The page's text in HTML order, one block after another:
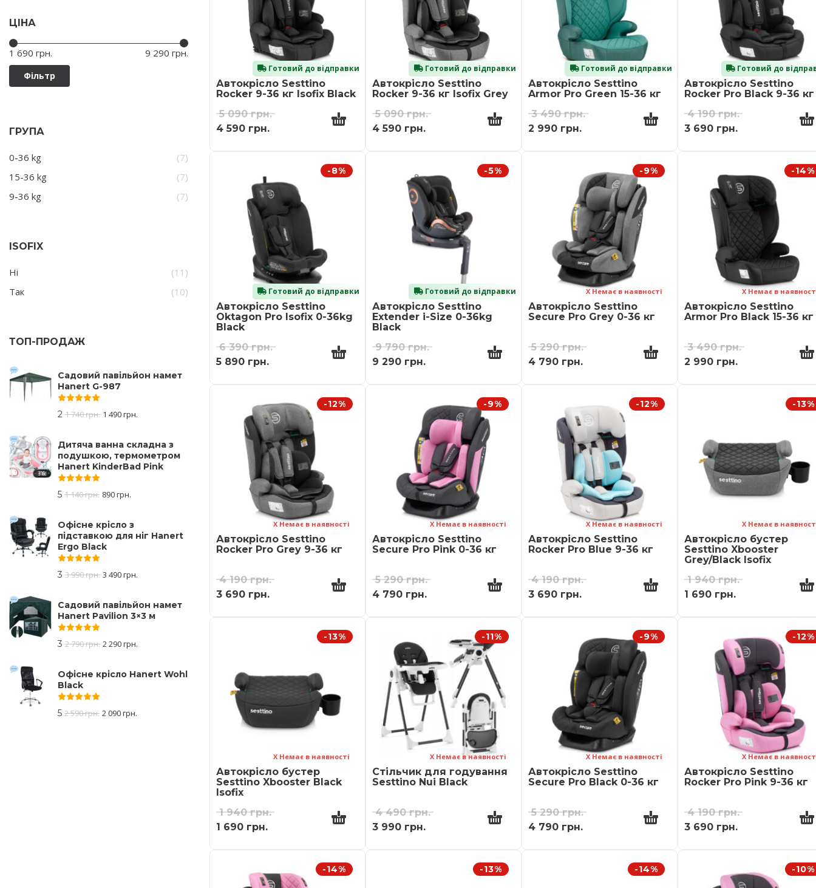
ЦІНА
Фільтр
1 690 грн. 9 290 грн.
ГРУПА
0-36 kg
(7)
15-36 kg
(7)
9-36 kg
(7)
ISOFIX
Ні
(11)
Так
(10)
ТОП-ПРОДАЖ
Садовий павільйон намет
Hanert G-987
2 1 740грн. 1 490грн.
Дитяча ванна складна з
подушкою, термометром
Hanert KinderBad Pink
5 1 140грн. 890грн.
Офісне крісло з
підставкою для ніг Hanert
Ergo Black
3 3 990грн. 3 490грн.
Садовий павільйон намет
Hanert Pavilion 3×3 м
3 2 790грн. 2 290грн.
Офісне крісло Hanert Wohl
Black
5 2 590грн. 2 090грн.
Автокрісло Sesttino
Rocker 9-36 кг Isofix Black
Готовий до відправки
5 090грн.
4 590 грн.
Автокрісло Sesttino
Rocker 9-36 кг Isofix Grey
Готовий до відправки
5 090грн.
4 590 грн.
Автокрісло Sesttino
Armor Pro Green 15-36 кг
Готовий до відправки
3 490грн.
2 990 грн.
Автокрісло Sesttino
Rocker Pro Black 9-36 кг
Готовий до
4 190грн.
3 690 грн.
-8%
Автокрісло Sesttino
Oktagon Pro Isofix 0-36kg
Black
Готовий до відправки
6 390грн.
5 890 грн.
-5%
Автокрісло Sesttino
Extender i-Size 0-36kg
Black
Готовий до відправки
9 790грн.
9 290 грн.
-9%
Автокрісло Sesttino
Secure Pro Grey 0-36 кг
Х Немає в наявності
5 290грн.
4 790 грн.
-14%
Автокрісло Sesttino
Armor Pro Black 15-36 кг
Х Немає в
3 490грн.
2 990 грн.
-12%
Автокрісло Sesttino
Rocker Pro Grey 9-36 кг
Х Немає в наявності
4 190грн.
3 690 грн.
-9%
Автокрісло Sesttino
Secure Pro Pink 0-36 кг
Х Немає в наявності
5 290грн.
4 790 грн.
-12%
Автокрісло Sesttino
Rocker Pro Blue 9-36 кг
Х Немає в наявності
4 190грн.
3 690 грн.
-13%
Автокрісло бустер
Sesttino Xbooster
Grey/Black Isofix
Х Немає в
1 940грн.
1 690 грн.
-13%
Автокрісло бустер
Sesttino Xbooster Black
Isofix
Х Немає в наявності
1 940грн.
1 690 грн.
-11%
Стільчик для годування
Sesttino Nui Black
Х Немає в наявності
4 490грн.
3 990 грн.
-9%
Автокрісло Sesttino
Secure Pro Black 0-36 кг
Х Немає в наявності
5 290грн.
4 790 грн.
-12%
Автокрісло Sesttino
Rocker Pro Pink 9-36 кг
Х Немає в
4 190грн.
3 690 грн.
-14% -13% -14% -10%